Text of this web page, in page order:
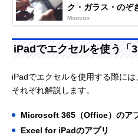
ク・ガラス・のぞ
Moovoo
iPadでエクセルを使う「3
iPadでエクセルを使用する際には
それぞれ解説します。
Microsoft 365（Office）のア
Excel for iPadのアプリ